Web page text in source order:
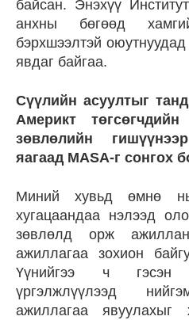
байсан. Энэхүү
анхны бөгөөд
бэрхшээлтэй
явдаг байгаа.
Сүүлийн асуултыг
Америкт
зөвлөлийн
яагаад MASA-г сонгох
Миний хувьд өмнө
хугацаандаа нэлээд
зөвлөлд орж
ажиллагаа зохион
Үүнийгээ ч гэсэн
үргэлжлүүлээд
ажиллагаа